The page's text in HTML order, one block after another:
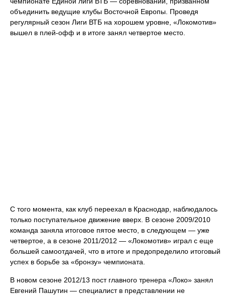
объединить ведущие клубы Восточной Европы. Проведя
регулярный сезон Лиги ВТБ на хорошем уровне, «Локомотив»
вышел в плей-офф и в итоге занял четвертое место.
С того момента, как клуб переехал в Краснодар, наблюдалось
только поступательное движение вверх. В сезоне 2009/2010
команда заняла итоговое пятое место, в следующем — уже
четвертое, а в сезоне 2011/2012 — «Локомотив» играл с еще
большей самоотдачей, что в итоге и предопределило итоговый
успех в борьбе за «бронзу» чемпионата.
В новом сезоне 2012/13 пост главного тренера «Локо» занял
Евгений Пашутин — специалист в представлении не